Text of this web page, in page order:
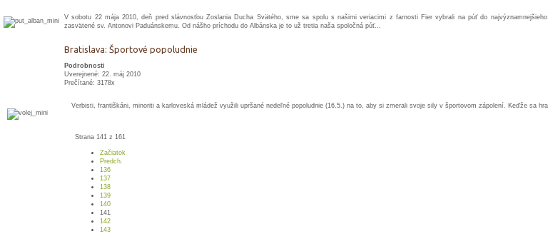
V sobotu 22 mája 2010, deň pred slávnosťou Zoslania Ducha Svätého, sme sa spolu s našimi veriacimi z farnosti Fier vybrali na púť do
zasvätené sv. Antonovi Paduánskemu. Od nášho príchodu do Albánska je to už tretia naša spoločná púť...
Bratislava: Športové popoludnie
Podrobnosti
Uverejnené: 22. máj 2010
Prečítané: 3178x
Verbisti, františkáni, minoriti a karloveská mládež využili upršané nedeľné popoludnie (16.5.) na to, aby si zmerali svoje sily v športovom zápolení. Keďže sa
Strana 141 z 161
Začiatok
Predch.
136
137
138
139
140
141
142
143